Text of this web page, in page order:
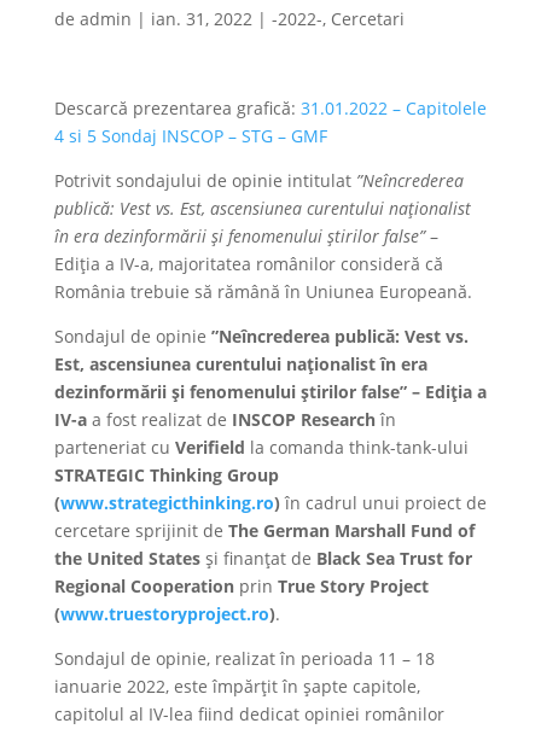
de admin | ian. 31, 2022| -2022-, Cercetari
Descarcă prezentarea grafică: 31.01.2022 – Capitolele
4 si 5 Sondaj INSCOP – STG – GMF
Potrivit sondajului de opinie intitulat ”Neîncrederea
publică: Vest vs. Est, ascensiunea curentului naționalist
în era dezinformării și fenomenului știrilor false”–
Ediția a IV-a, majoritatea românilor consideră că
România trebuie să rămână în Uniunea Europeană.
Sondajul de opinie ”Neîncrederea publică: Vest vs.
Est, ascensiunea curentului naționalist în era
dezinformării și fenomenului știrilor false” – Ediția a
IV-aa fost realizat de INSCOP Researchîn
parteneriat cu Verifield la comanda think-tank-ului
STRATEGIC Thinking Group
(www.strategicthinking.ro)în cadrul unui proiect de
cercetare sprijinit de The German Marshall Fund of
the United States și finanțat de Black Sea Trust for
Regional Cooperationprin True Story Project
(www.truestoryproject.ro).
Sondajul de opinie, realizat în perioada 11 – 18
ianuarie 2022, este împărțit în șapte capitole,
capitolul al IV-lea fiind dedicat opiniei românilor